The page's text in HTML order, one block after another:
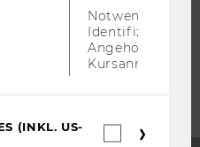
Notwendig zur
Identifizierung
Angehörige/r für
Kursanmeldung.
(INKL. US-